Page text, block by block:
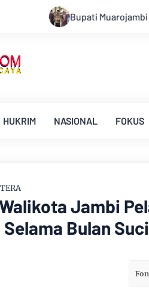
Hadiri HUT Ke 17 Desa Mingkung
HUKRIM NASIONAL FOKUS
Jambi
Bulan